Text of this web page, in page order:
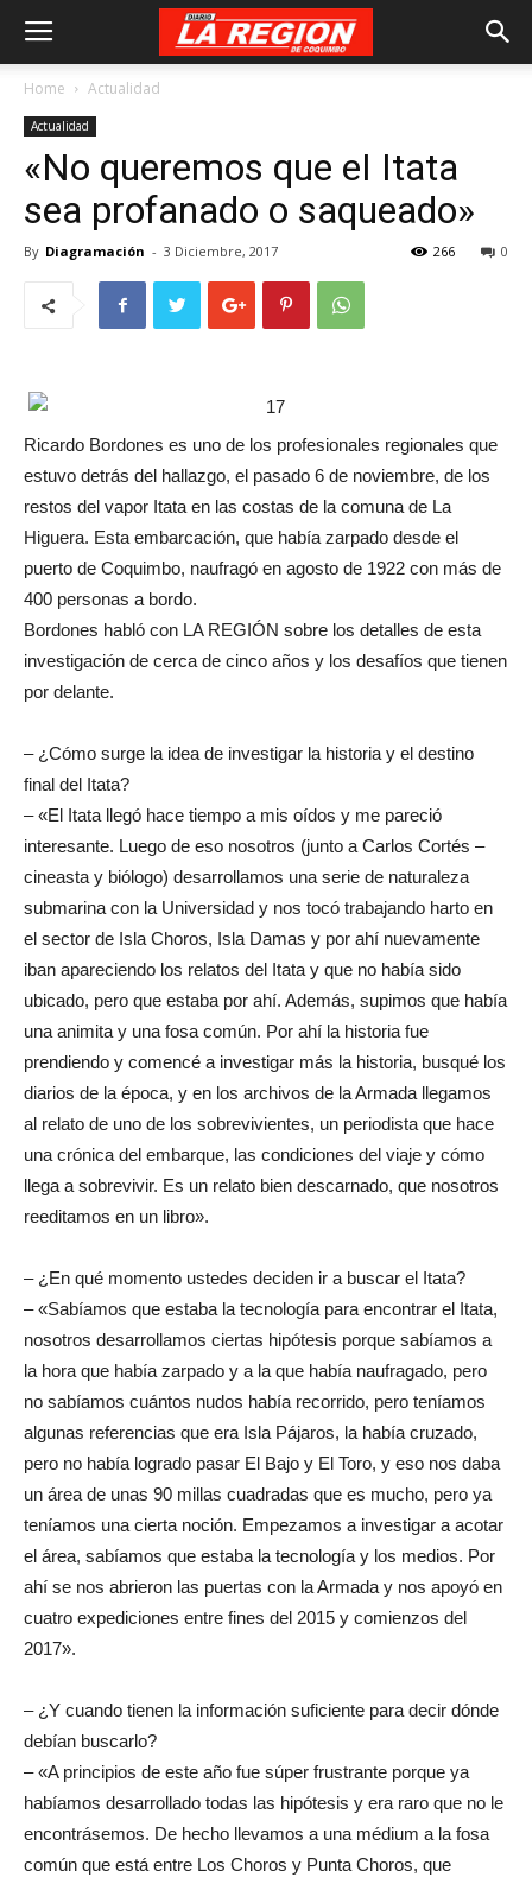
Home Actualidad
Actualidad
«No queremos que eI Itata
sea profanado o saqueado»
By Diagramación - 3 Diciembre, 2017 0
266
Ricardo Bordones es uno de los profesionales regionales que
estuvo detrás del hallazgo, el pasado 6 de noviembre, de los
restos del vapor Itata en las costas de la comuna de La
Higuera. Esta embarcación, que había zarpado desde el
puerto de Coquimbo, naufragó en agosto de 1922 con más de
400 personas a bordo.
Bordones habló con LA REGIÓN sobre los detalles de esta
investigación de cerca de cinco años y los desafíos que tienen
por delante.
– ¿Cómo surge la idea de investigar la historia y el destino
final del Itata?
– «El Itata llegó hace tiempo a mis oídos y me pareció
interesante. Luego de eso nosotros (junto a Carlos Cortés –
cineasta y biólogo) desarrollamos una serie de naturaleza
submarina con la Universidad y nos tocó trabajando harto en
el sector de Isla Choros, Isla Damas y por ahí nuevamente
iban apareciendo los relatos del Itata y que no había sido
ubicado, pero que estaba por ahí. Además, supimos que había
una animita y una fosa común. Por ahí la historia fue
prendiendo y comencé a investigar más la historia, busqué los
diarios de la época, y en los archivos de la Armada llegamos
al relato de uno de los sobrevivientes, un periodista que hace
una crónica del embarque, las condiciones del viaje y cómo
llega a sobrevivir. Es un relato bien descarnado, que nosotros
reeditamos en un libro».
– ¿En qué momento ustedes deciden ir a buscar el Itata?
– «Sabíamos que estaba la tecnología para encontrar el Itata,
nosotros desarrollamos ciertas hipótesis porque sabíamos a
la hora que había zarpado y a la que había naufragado, pero
no sabíamos cuántos nudos había recorrido, pero teníamos
algunas referencias que era Isla Pájaros, la había cruzado,
pero no había logrado pasar El Bajo y El Toro, y eso nos daba
un área de unas 90 millas cuadradas que es mucho, pero ya
teníamos una cierta noción. Empezamos a investigar a acotar
el área, sabíamos que estaba la tecnología y los medios. Por
ahí se nos abrieron las puertas con la Armada y nos apoyó en
cuatro expediciones entre fines del 2015 y comienzos del
2017».
– ¿Y cuando tienen la información suficiente para decir dónde
debían buscarlo?
– «A principios de este año fue súper frustrante porque ya
habíamos desarrollado todas las hipótesis y era raro que no le
encontrásemos. De hecho llevamos a una médium a la fosa
común que está entre Los Choros y Punta Choros, que